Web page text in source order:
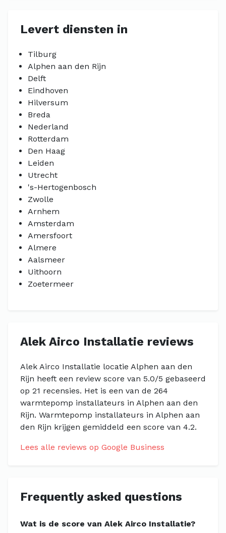
Levert diensten in
Tilburg
Alphen aan den Rijn
Delft
Eindhoven
Hilversum
Breda
Nederland
Rotterdam
Den Haag
Leiden
Utrecht
's-Hertogenbosch
Zwolle
Arnhem
Amsterdam
Amersfoort
Almere
Aalsmeer
Uithoorn
Zoetermeer
Alek Airco Installatie reviews
Alek Airco Installatie locatie Alphen aan den
Rijn heeft een review score van 5.0/5 gebaseerd
op 21 recensies. Het is een van de 264
warmtepomp installateurs in Alphen aan den
Rijn. Warmtepomp installateurs in Alphen aan
den Rijn krijgen gemiddeld een score van 4.2.
Lees alle reviews op Google Business
Frequently asked questions
Wat is de score van Alek Airco Installatie?